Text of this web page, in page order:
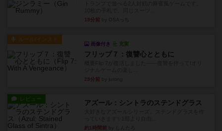
19分前
ルール/インスト
画像付き 充実
フリップ７：復讐心とともに
29分前
レビュー アズール：シントラのステンドグラス
約1時間前